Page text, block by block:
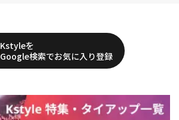
Kstyleを
Google検索でお気に入り登録